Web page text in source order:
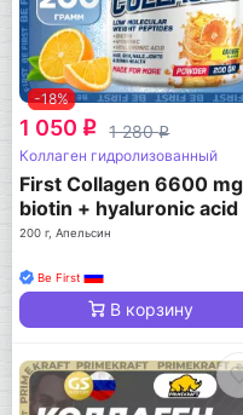
-18%
1 050 q 1 280q
Коллаген гидролизованный
First Collagen 6600
biotin + hyaluronic acid
vitamin C
200 г, Апельсин
Be First
В корзину